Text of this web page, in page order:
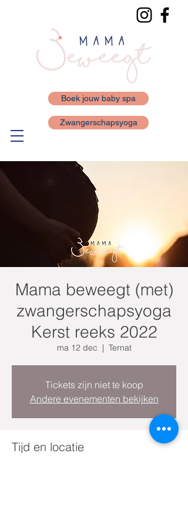
Boek jouw baby spa
Zwangerschapsyoga
Mama beweegt (met)
zwangerschapsyoga
Kerst reeks 2022
ma 12 dec
  |
Ternat
Tickets zijn niet te koop
Andere evenementen bekijken
Tijd en locatie